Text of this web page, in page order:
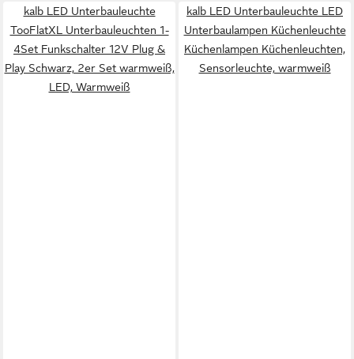
kalb LED Unterbauleuchte
TooFlatXL Unterbauleuchten 1-
4Set Funkschalter 12V Plug &
Play Schwarz, 2er Set warmweiß,
LED, Warmweiß
kalb LED Unterbauleuchte LED
Unterbaulampen Küchenleuchte
Küchenlampen Küchenleuchten,
Sensorleuchte, warmweiß